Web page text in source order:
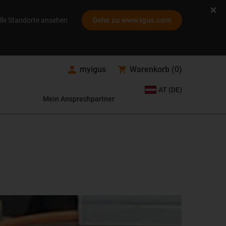
Standorte ansehen Gehe zu www.igus.com
myigus Warenkorb (0)
Mein Ansprechpartner
AT (DE)